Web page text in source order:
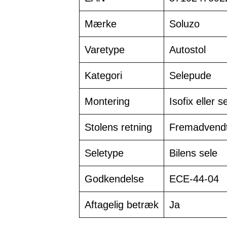
Mærke Soluzo
Varetype Autostol
Kategori Selepude
Montering Isofix eller
Stolens retning
Seletype Bilens sele
Godkendelse ECE-44-04
Aftagelig betræk Ja